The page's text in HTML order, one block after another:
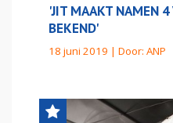
'JIT MAAKT NAMEN
BEKEND'
18 juni 2019 | Door: ANP